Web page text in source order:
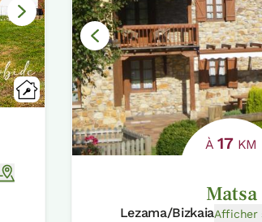
À17KM
Matsa
Lezama/BizkaiaAfficher